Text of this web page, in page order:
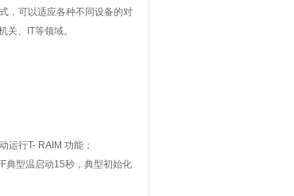
，可以适应各种不同设备的对
关、
IT等领域。
运行T- RAIM 功能；
典型温启动15秒，典型初始化